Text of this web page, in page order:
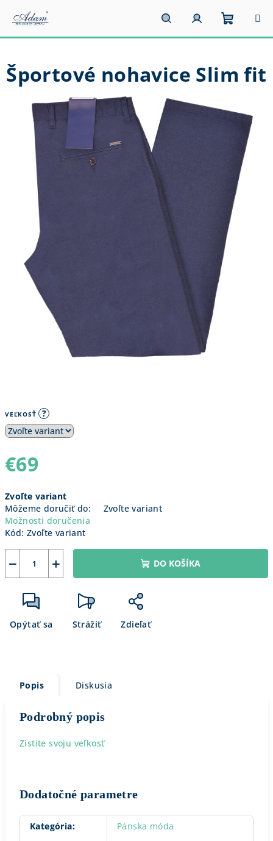
obsah
HľadaťPrihlásenie
košík
VEĽKOSŤ ?
€69
cena:
Zvoľte variant
Môžeme doručiť do:
Zvoľte variant
Možnosti doručenia
Kód: Zvoľte variant
+
− DO KOŠÍKA
Opýtať sa Strážiť Zdieľať
Športové nohavice Slim fit
Popis Diskusia
Podrobný popis
Zistite svoju veľkosť
Dodatočné parametre
Kategória:
Pánska móda